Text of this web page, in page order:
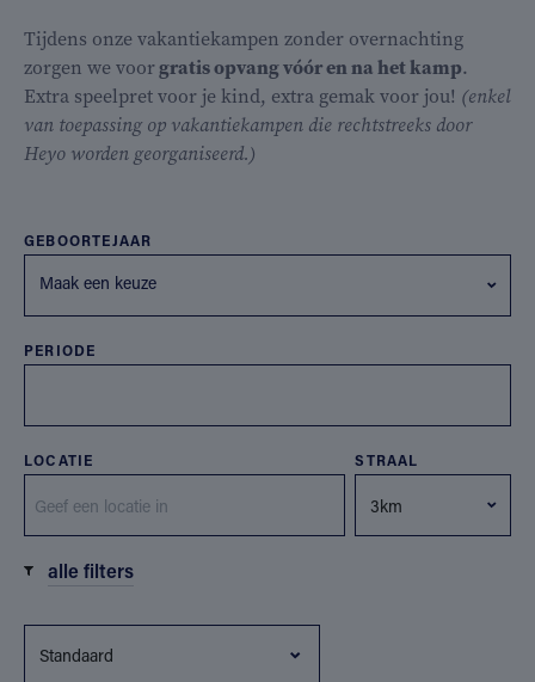
Tijdens onze vakantiekampen zonder overnachting
zorgen we voorgratis opvang vóór en na het kamp.
Extra speelpret voor je kind, extra gemak voor jou! (enkel
van toepassing op vakantiekampen die rechtstreeks door
Heyo worden georganiseerd.)
GEBOORTEJAAR
Maak een keuze
PERIODE
LOCATIE STRAAL
alle filters